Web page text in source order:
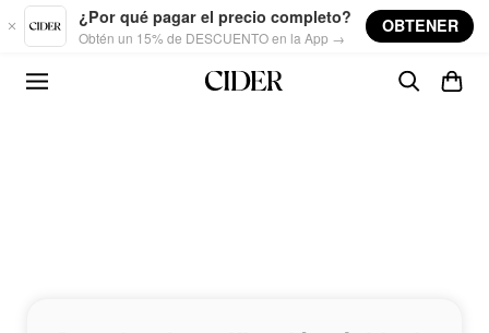
Skip to main content
¿Por qué pagar el precio completo?
Obtén un 15% de DESCUENTO en la App →
OBTENER